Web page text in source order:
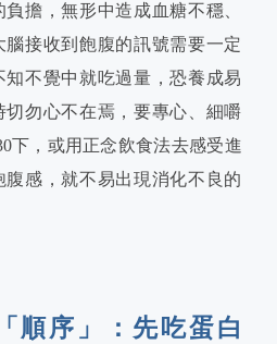
擔，無形中造成血糖不穩、
接收到飽腹的訊號需要一定
不覺中就吃過量，恐養成易
切勿心不在焉，要專心、細嚼
下，或用正念飲食法去感受進
感，就不易出現消化不良的
順序」：先吃蛋白